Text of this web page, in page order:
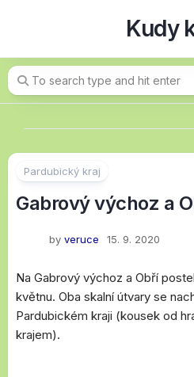
Kudy
Pardubický kraj
Gabrový výchoz a
by veruce 15. 9. 2020
Na Gabrový výchoz a Obří
květnu. Oba skalní útvary se
Pardubickém kraji (kousek od
krajem).